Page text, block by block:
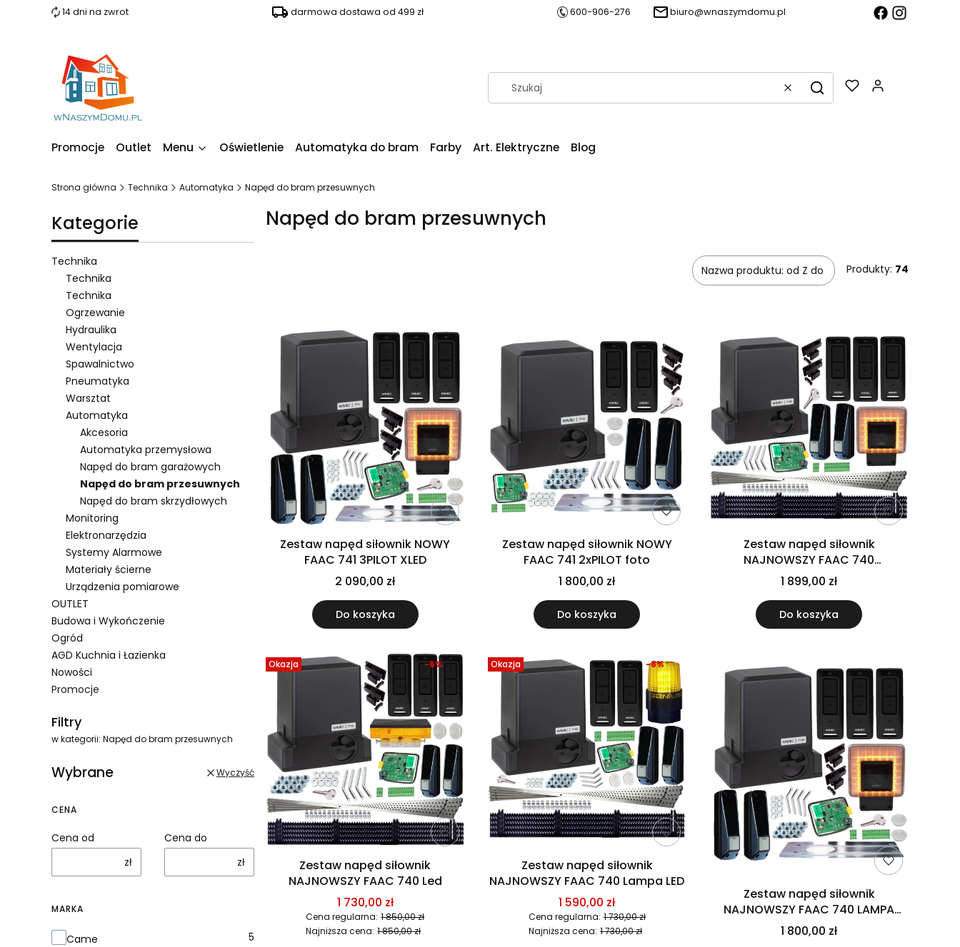
14 dni na zwrot darmowa dostawa od 499 zł 600-906-276 biuro@wnaszymdomu.pl
WyczyśćSzukaj
Promocje Outlet Menu Oświetlenie Automatyka do bram Farby Art. Elektryczne Blog
Strona główna Technika Automatyka Napęd do bram przesuwnych
Kategorie
Technika
Technika
Technika
Ogrzewanie
Hydraulika
Wentylacja
Spawalnictwo
Pneumatyka
Warsztat
Automatyka
Akcesoria
Automatyka przemysłowa
Napęd do bram garażowych
Napęd do bram przesuwnych
Napęd do bram skrzydłowych
Monitoring
Elektronarzędzia
Systemy Alarmowe
Materiały ścierne
Urządzenia pomiarowe
OUTLET
Budowa i Wykończenie
Ogród
AGD Kuchnia i Łazienka
Nowości
Promocje
Filtry
w kategorii: Napęd do bram przesuwnych
Wybrane Wyczyść
CENA
Cena od
zł
Cena do
zł
MARKA
Marka
Came 5
Napęd do bram przesuwnych
Nazwa produktu: od Z do A Produkty: 74
Zestaw napęd siłownik NOWY
FAAC 741 3PILOT XLED
2 090,00 zł
Do koszyka
Zestaw napęd siłownik NOWY
FAAC 741 2xPILOT foto
1 800,00 zł
Do koszyka
Zestaw napęd siłownik
NAJNOWSZY FAAC 740
XLED,3xPILOT,LAMPA
1 899,00 zł
Do koszyka
Okazja
Zestaw napęd siłownik
NAJNOWSZY FAAC 740 Led
1 730,00 zł
Cena regularna: 1 850,00 zł
-6%
Najniższa cena: 1 850,00 zł
Okazja
Zestaw napęd siłownik
NAJNOWSZY FAAC 740 Lampa LED
1 590,00 zł
Cena regularna: 1 730,00 zł
-8%
Najniższa cena: 1 730,00 zł
Zestaw napęd siłownik
NAJNOWSZY FAAC 740 LAMPA
XLED
1 800,00 zł